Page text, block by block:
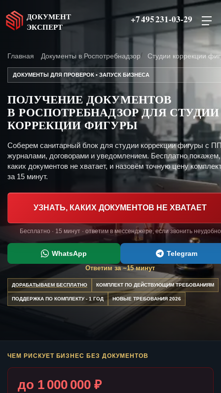
ДОКУМЕНТ
ЭКСПЕРТ
+7 495 231-03-29
Главная Документы в Роспотребнадзор Студии коррекции
ДОКУМЕНТЫ ДЛЯ ПРОВЕРОК • ЗАПУСК БИЗНЕСА
ПОЛУЧЕНИЕ ДОКУМЕНТОВ
В РОСПОТРЕБНАДЗОР ДЛЯ СТУДИИ
КОРРЕКЦИИ ФИГУРЫ
Соберем санитарный блок для студии коррекции фигуры с
журналами, договорами и уведомлением. Бесплатно покажем,
каких документов не хватает, и назовём точную цену
за 15 минут.
УЗНАТЬ, КАКИХ ДОКУМЕНТОВ НЕ ХВАТАЕТ
Бесплатно · 15 минут · ответим в мессенджере, если звонить неудобно
WhatsApp Telegram
Ответим за ~15 минут
ДОРАБАТЫВАЕМ БЕСПЛАТНО КОМПЛЕКТ ПО ДЕЙСТВУЮЩИМ ТРЕБОВАНИЯМ
ПОДДЕРЖКА ПО КОМПЛЕКТУ - 1 ГОД НОВЫЕ ТРЕБОВАНИЯ 2026
ЧЕМ РИСКУЕТ БИЗНЕС БЕЗ ДОКУМЕНТОВ
до 1 000 000 ₽